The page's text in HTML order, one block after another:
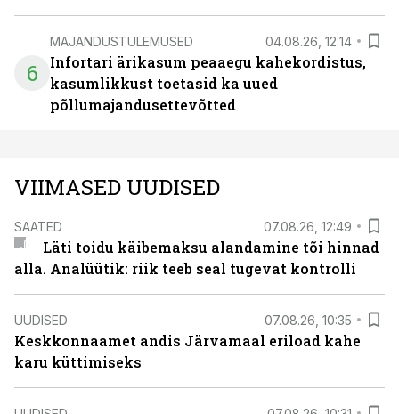
6
MAJANDUSTULEMUSED 04.08.26, 12:14
Infortari ärikasum peaaegu kahekordistus,
kasumlikkust toetasid ka uued
põllumajandusettevõtted
VIIMASED UUDISED
SAATED 07.08.26, 12:49
Läti toidu käibemaksu alandamine tõi hinnad
alla. Analüütik: riik teeb seal tugevat kontrolli
UUDISED 07.08.26, 10:35
Keskkonnaamet andis Järvamaal eriload kahe
karu küttimiseks